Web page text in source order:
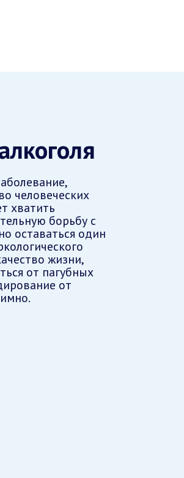
человеческих
хватить
борьбу с
оставаться один
жизни,
от пагубных
от